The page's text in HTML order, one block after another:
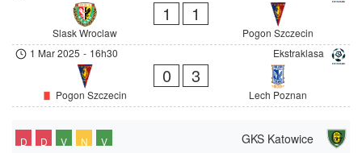
Slask Wroclaw
1 1
Pogon Szczecin
Ekstraklasa
1 Mar 2025 - 16h30
Pogon Szczecin
0 3
Lech Poznan
GKS Katowice
D D V N V